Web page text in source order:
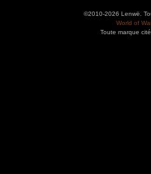
©2010-2026 Lenwë.
World of
Toute marque